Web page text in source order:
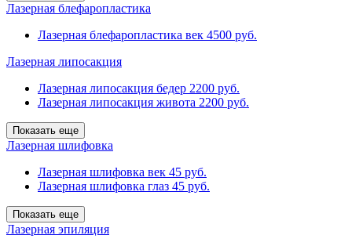
Лазерная блефаропластика
Лазерная блефаропластика век 4500 руб.
Лазерная липосакция
Лазерная липосакция бедер 2200 руб.
Лазерная липосакция живота 2200 руб.
Показать еще
Лазерная шлифовка
Лазерная шлифовка век 45 руб.
Лазерная шлифовка глаз 45 руб.
Показать еще
Лазерная эпиляция